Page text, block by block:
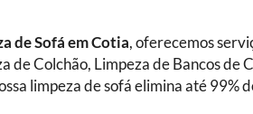
de Sofá em Cotia, oferecemos
de Colchão, Limpeza de Bancos
limpeza de sofá elimina até 99%